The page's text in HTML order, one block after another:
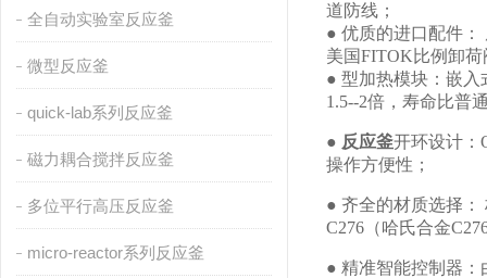
全自动实验室反应釜
微型反应釜
quick-lab系列反应釜
磁力耦合搅拌反应釜
多位平行高压反应釜
micro-reactor系列反应釜
道防线；
● 优质的进口配件：
美国FITOK比例卸
● 型加热模块： 嵌入
1.5--2倍，寿命比普
● 反应釜开环设计：
操作方便性；
● 齐全的材质选择：
C276（哈氏合金
● 精准智能控制器